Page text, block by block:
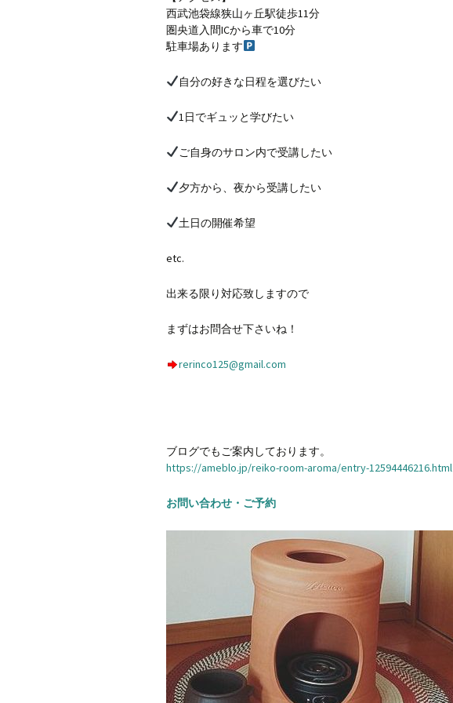
西武池袋線狭山ヶ丘駅徒歩11分
圏央道入間ICから車で10分
駐車場あります
自分の好きな日程を選びたい
1日でギュッと学びたい
ご自身のサロン内で受講したい
夕方から、夜から受講したい
土日の開催希望
etc.
出来る限り対応致しますので
まずはお問合せ下さいね！
rerinco125@gmail.com
ブログでもご案内しております。
https://ameblo.jp/reiko-room-aroma/entry-12594446216.html
お問い合わせ・ご予約